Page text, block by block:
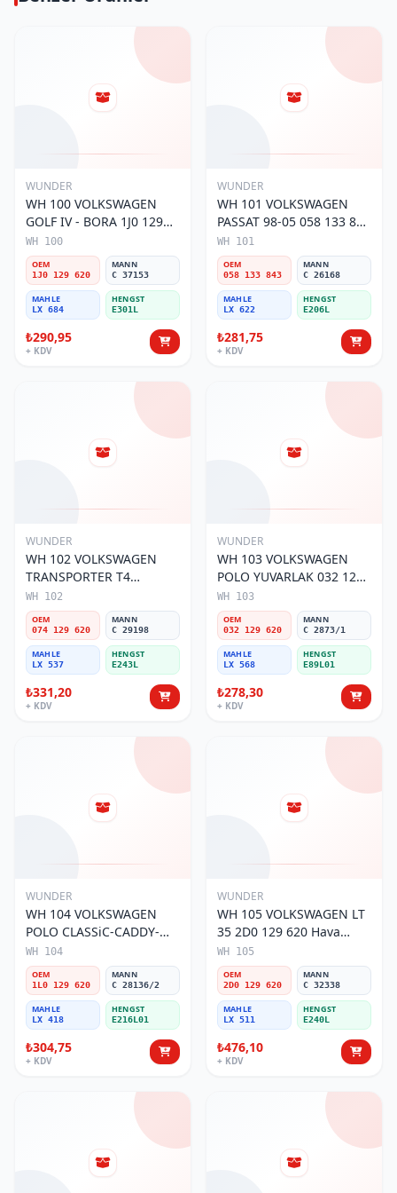
WUNDER
WH 100 VOLKSWAGEN
GOLF IV - BORA 1J0 129
620 Hava Filtresi
WH 100
OEM
1J0 129 620
MANN
C 37153
MAHLE
LX 684
HENGST
E301L
₺290,95
+ KDV
WUNDER
WH 101 VOLKSWAGEN
PASSAT 98-05 058 133 843
Hava Filtresi
WH 101
OEM
058 133 843
MANN
C 26168
MAHLE
LX 622
HENGST
E206L
₺281,75
+ KDV
WUNDER
WH 102 VOLKSWAGEN
TRANSPORTER T4
(SÜNGERSiZ) 074 129 620
Hava Filtresi
WH 102
OEM
074 129 620
MANN
C 29198
MAHLE
LX 537
HENGST
E243L
₺331,20
+ KDV
WUNDER
WH 103 VOLKSWAGEN
POLO YUVARLAK 032 129
620 Hava Filtresi
WH 103
OEM
032 129 620
MANN
C 2873/1
MAHLE
LX 568
HENGST
E89L01
₺278,30
+ KDV
WUNDER
WH 104 VOLKSWAGEN
POLO CLASSiC-CADDY-
SEAT iBiZA 1L0 129 620
Hava Filtresi
WH 104
OEM
1L0 129 620
MANN
C 28136/2
MAHLE
LX 418
HENGST
E216L01
₺304,75
+ KDV
WUNDER
WH 105 VOLKSWAGEN LT
35 2D0 129 620 Hava
Filtresi
WH 105
OEM
2D0 129 620
MANN
C 32338
MAHLE
LX 511
HENGST
E240L
₺476,10
+ KDV